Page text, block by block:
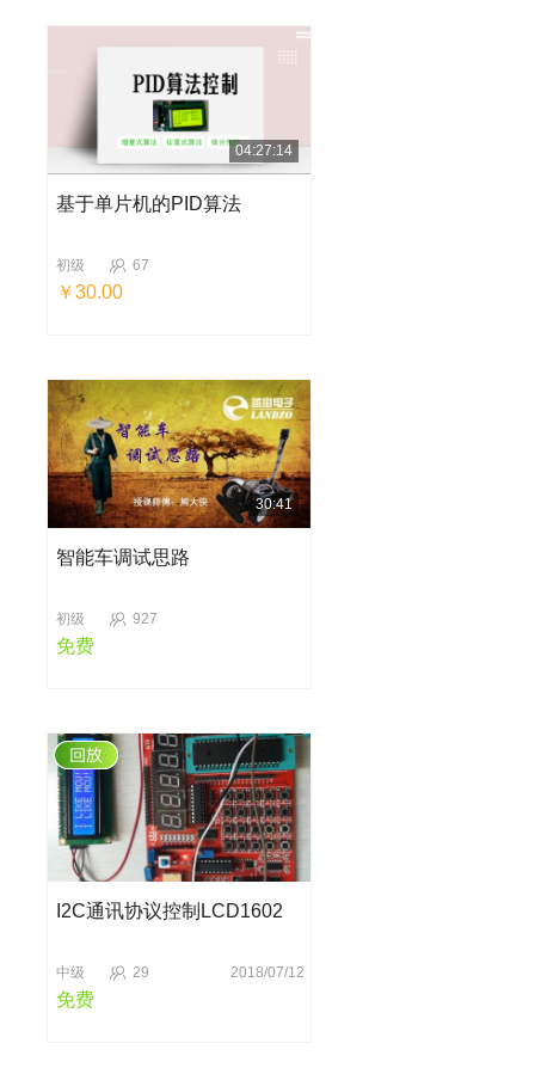
04:27:14
基于单片机的PID算法
初级 67
￥30.00
30:41
智能车调试思路
初级 927
免费
I2C通讯协议控制LCD1602
中级 29 2018/07/12
免费